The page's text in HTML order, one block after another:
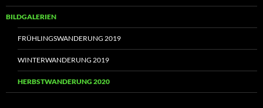
BILDGALERIEN
FRÜHLINGSWANDERUNG 2019
WINTERWANDERUNG 2019
HERBSTWANDERUNG 2020